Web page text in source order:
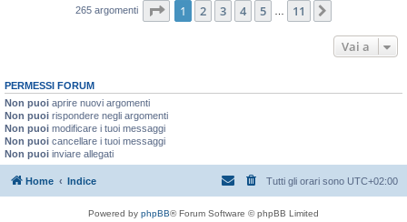
265 argomenti Pagina di 11
1 2 3 4 5 11
Vai a
PERMESSI FORUM
Non puoi aprire nuovi argomenti
Non puoi rispondere negli argomenti
Non puoi modificare i tuoi messaggi
Non puoi cancellare i tuoi messaggi
Non puoi inviare allegati
Home Indice Tutti gli orari sono UTC+02:00
Powered by phpBB® Forum Software © phpBB Limited